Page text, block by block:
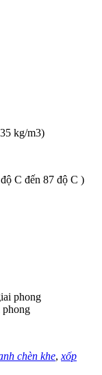
kg/m3)
C đến 87 độ C )
phong
chèn khe, xốp